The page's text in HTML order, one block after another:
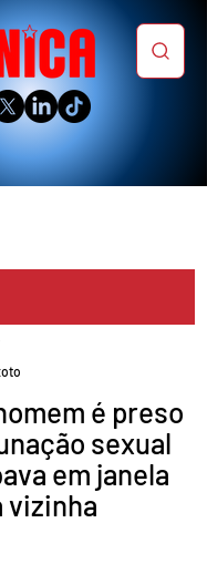
é preso
sexual
em janela